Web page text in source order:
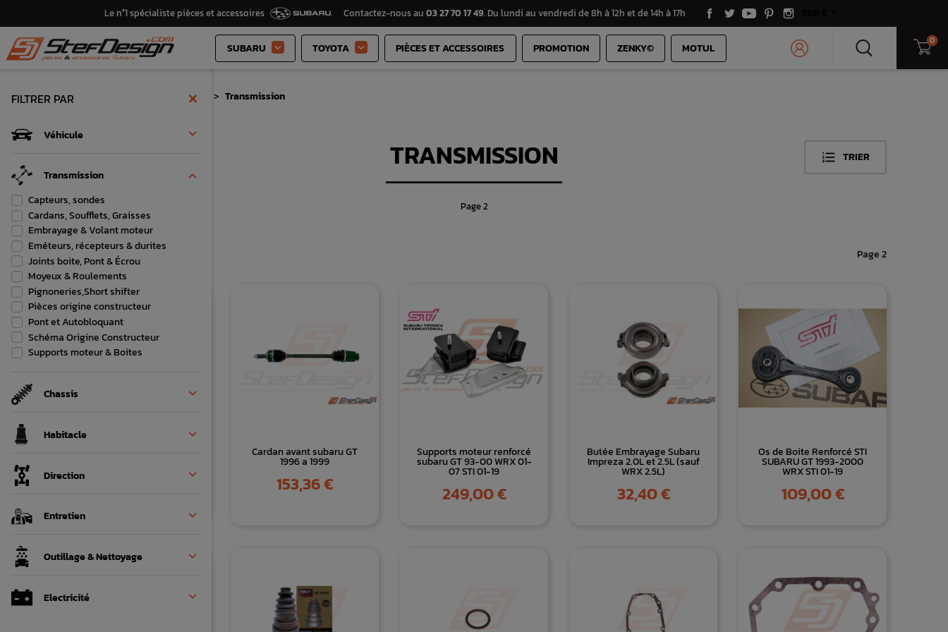
Le n°1 spécialiste pièces et accessoires Contactez-nous au 03 27 70 17 49. Du lundi au vendredi de 8h à 12h et de 14h à 17h
SUBARU  TOYOTA  PIÈCES ET ACCESSOIRES PROMOTION ZENKY© MOTUL 0
Accueil Pièces et accessoires Transmission
×
FILTRER PAR
Véhicule 
Chassis 
Habitacle 
Capteurs, sondes
Cardans, Soufflets, Graisses
Embrayage & Volant moteur
Eméteurs, récepteurs & durites
Joints boite, Pont & Écrou
Moyeux & Roulements
Pignoneries,Short shifter
Pièces origine constructeur
Pont et Autobloquant
Schéma Origine Constructeur
Supports moteur & Boites
Transmission 
Direction 
Entretien 
Outillage & Nettoyage 
Electricité 
 TRIER
TRANSMISSION
Page 2
Il y a 654 produits. Page 2
Cardan avant subaru GT
1996 a 1999
Prix
153,36 €
Supports moteur renforcé
subaru GT 93-00 WRX 01-
07 STI 01-19
Prix
249,00 €
Butée Embrayage Subaru
Impreza 2.0L et 2.5L (sauf
WRX 2.5L)
Prix
32,40 €
Os de Boite Renforcé STI
SUBARU GT 1993-2000
WRX STI 01-19
Prix
109,00 €